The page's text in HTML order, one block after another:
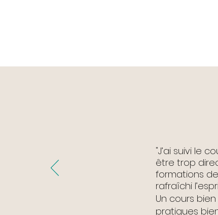
"J’ai suivi le
être trop
formations
rafraîchi
Un cours
pratiques